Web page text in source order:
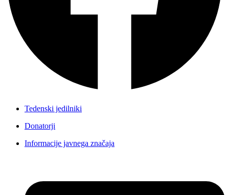
Tedenski jedilniki
Donatorji
Informacije javnega značaja